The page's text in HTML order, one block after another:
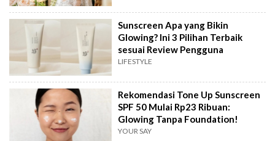
Sunscreen Apa yang Bikin
Glowing? Ini 3 Pilihan Terbaik
sesuai Review Pengguna
LIFESTYLE
Rekomendasi Tone Up Sunscreen
SPF 50 Mulai Rp23 Ribuan:
Glowing Tanpa Foundation!
YOUR SAY